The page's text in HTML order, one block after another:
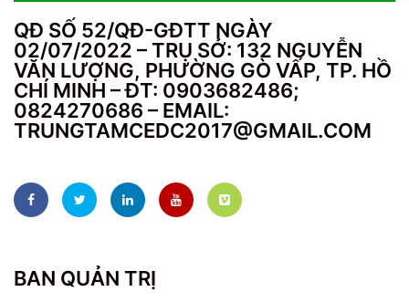
QĐ SỐ 52/QĐ-GĐTT NGÀY
02/07/2022 – TRỤ SỞ: 132 NGUYỄN
VĂN LƯỢNG, PHƯỜNG GÒ VẤP, TP. HỒ
CHÍ MINH – ĐT: 0903682486;
0824270686 – EMAIL:
TRUNGTAMCEDC2017@GMAIL.COM
BAN QUẢN TRỊ